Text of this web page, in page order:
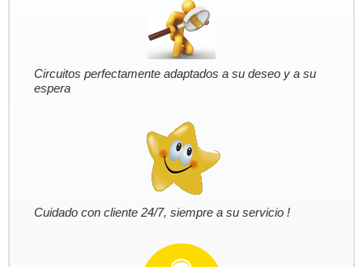
Circuitos perfectamente adaptados a su deseo y a su
espera
Cuidado con cliente 24/7, siempre a su servicio !